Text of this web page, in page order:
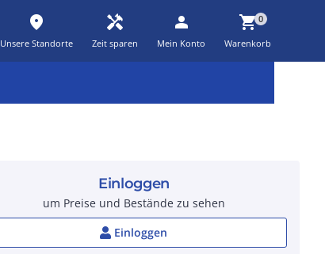
place
Unsere Standorte
handyman
Zeit sparen
person
Mein Konto
shopping_cart0
Warenkorb
Einloggen
um Preise und Bestände zu sehen
Einloggen